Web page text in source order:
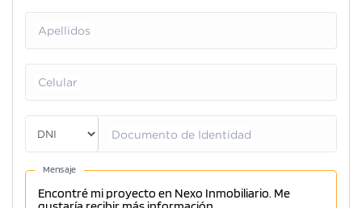
Apellidos
Celular
Documento de Identidad
Mensaje